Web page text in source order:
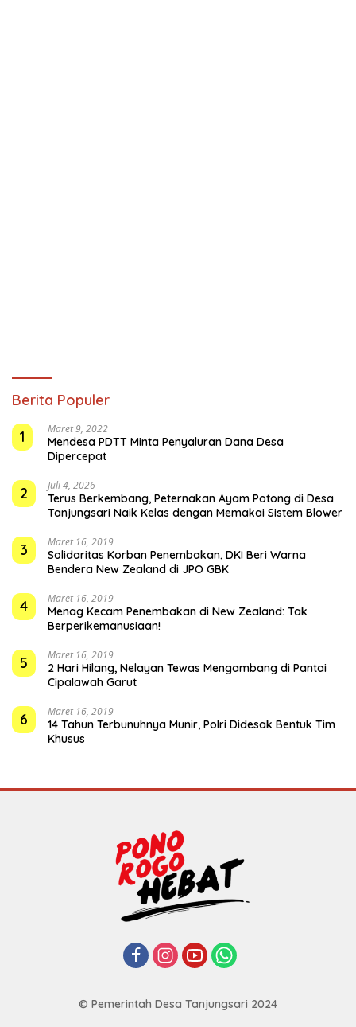
Berita Populer
1
Maret 9, 2022
Mendesa PDTT Minta Penyaluran Dana Desa
Dipercepat
2 Juli 4, 2026
Terus Berkembang, Peternakan Ayam Potong di Desa
Tanjungsari Naik Kelas dengan Memakai Sistem Blower
3 Maret 16, 2019
Solidaritas Korban Penembakan, DKI Beri Warna
Bendera New Zealand di JPO GBK
4 Maret 16, 2019
Menag Kecam Penembakan di New Zealand: Tak
Berperikemanusiaan!
5 Maret 16, 2019
2 Hari Hilang, Nelayan Tewas Mengambang di Pantai
Cipalawah Garut
6 Maret 16, 2019
14 Tahun Terbunuhnya Munir, Polri Didesak Bentuk Tim
Khusus
© Pemerintah Desa Tanjungsari 2024